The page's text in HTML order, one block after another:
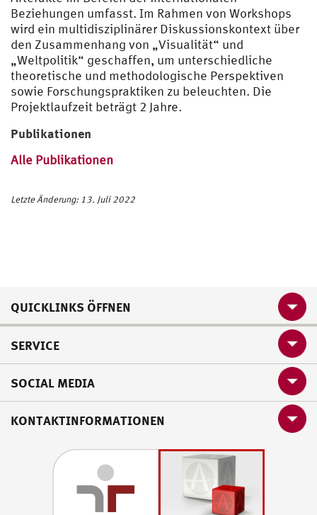
Beziehungen umfasst. Im Rahmen von Workshops
wird ein multidisziplinärer Diskussionskontext über
den Zusammenhang von „Visualität“ und
„Weltpolitik“ geschaffen, um unterschiedliche
theoretische und methodologische Perspektiven
sowie Forschungspraktiken zu beleuchten. Die
Projektlaufzeit beträgt 2 Jahre.
Publikationen
Alle Publikationen
Letzte Änderung: 13. Juli 2022
QUICKLINKS ÖFFNEN
SERVICE
SOCIAL MEDIA
KONTAKTINFORMATIONEN